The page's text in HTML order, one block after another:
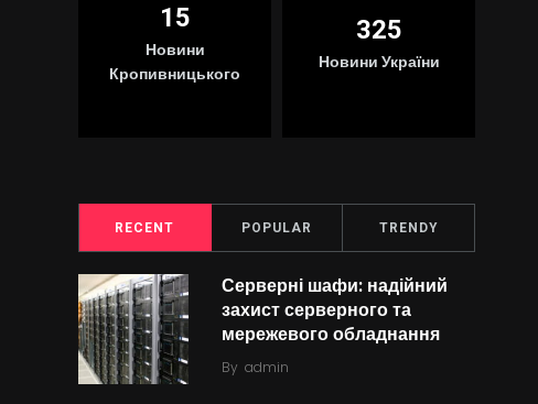
15
Новини
Кропивницького
325
Новини України
RECENT POPULAR TRENDY
Серверні шафи: надійний
захист серверного та
мережевого обладнання
By admin